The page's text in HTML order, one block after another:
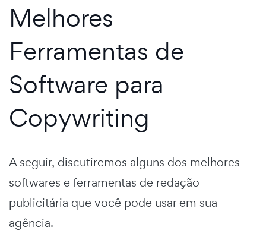
Melhores
Ferramentas de
Software para
Copywriting
A seguir, discutiremos alguns dos melhores
softwares e ferramentas de redação
publicitária que você pode usar em sua
agência.